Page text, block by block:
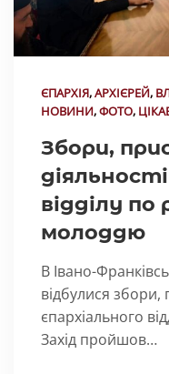
ЄПАРХІЯ,АРХІЄРЕЙ,
НОВИНИ,ФОТО,
Збори,
відділу по
молоддю
В Івано-
відбулися збори,
єпархіального
Захід пройшов…